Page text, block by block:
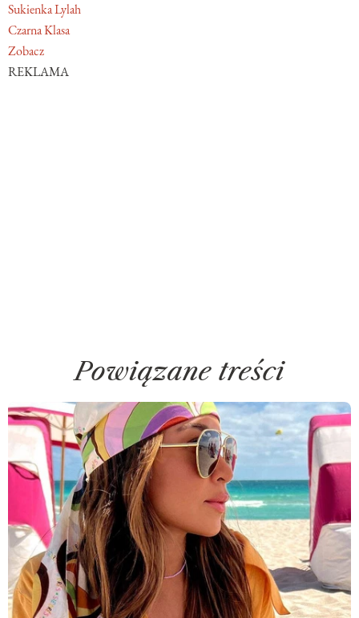
Sukienka Lylah
Czarna Klasa
Zobacz
REKLAMA
Powiązane treści